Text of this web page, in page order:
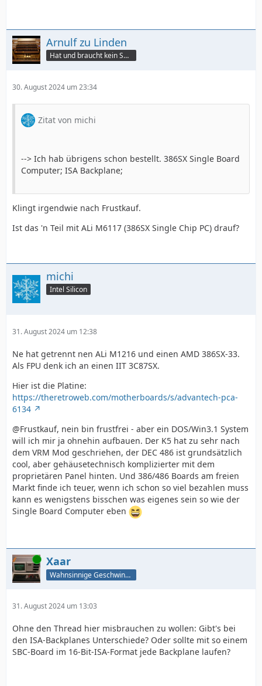
Arnulf zu Linden
Hat und braucht kein Smartphone!
30. August 2024 um 23:34
Zitat von michi
--> Ich hab übrigens schon bestellt. 386SX Single Board
Computer; ISA Backplane;
Klingt irgendwie nach Frustkauf.
Ist das 'n Teil mit ALi M6117 (386SX Single Chip PC) drauf?
michi
Intel Silicon
31. August 2024 um 12:38
Ne hat getrennt nen ALi M1216 und einen AMD 386SX-33.
Als FPU denk ich an einen IIT 3C87SX.
Hier ist die Platine:
https://theretroweb.com/motherboards/s/advantech-pca-
6134
@Frustkauf, nein bin frustfrei - aber ein DOS/Win3.1 System
will ich mir ja ohnehin aufbauen. Der K5 hat zu sehr nach
dem VRM Mod geschriehen, der DEC 486 ist grundsätzlich
cool, aber gehäusetechnisch komplizierter mit dem
proprietären Panel hinten. Und 386/486 Boards am freien
Markt finde ich teuer, wenn ich schon so viel bezahlen muss
kann es wenigstens bisschen was eigenes sein so wie der
Single Board Computer eben
Online Xaar
Wahnsinnige Geschwindigkeit - und los!
31. August 2024 um 13:03
Ohne den Thread hier misbrauchen zu wollen: Gibt's bei
den ISA-Backplanes Unterschiede? Oder sollte mit so einem
SBC-Board im 16-Bit-ISA-Format jede Backplane laufen?